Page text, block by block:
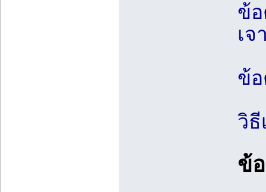
ข้
เจ
ข้
วิธี
ข้